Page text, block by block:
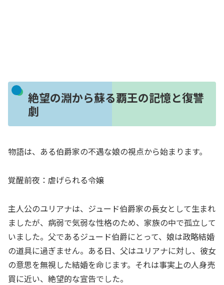
絶望の淵から蘇る覇王の記憶と復讐
劇
物語は、ある伯爵家の不遇な娘の視点から始まります。
覚醒前夜：虐げられる令嬢
主人公のユリアナは、ジュード伯爵家の長女として生まれ
ましたが、病弱で気弱な性格のため、家族の中で孤立して
いました。父であるジュード伯爵にとって、娘は政略結婚
の道具に過ぎません。ある日、父はユリアナに対し、彼女
の意思を無視した結婚を命じます。それは事実上の人身売
買に近い、絶望的な宣告でした。